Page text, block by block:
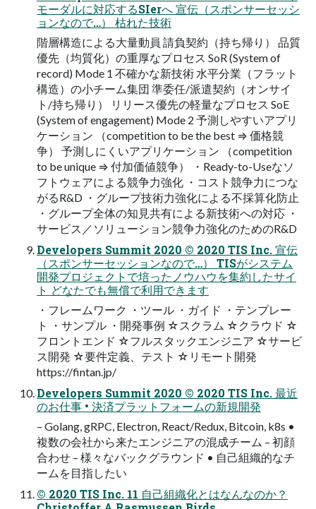
モーダルに対応するSIerへ 宣伝（スポンサーセッシ
ョンなので…） 枯れた技術
階層構造による大量動員 請負契約（持ち帰り） 品質
優先（均質化）の重厚なプロセス SoR (System of
record) Mode 1 不確かな新技術 水平分業（フラット
構造）の小チーム集団 準委任/派遣契約（オンサイ
ト/持ち帰り） リリース優先の軽量なプロセス SoE
(System of engagement) Mode 2 予測しやすいアプリ
ケーション （competition to be the best ⇒ 価格競
争） 予測しにくいアプリケーション （competition
to be unique ⇒ 付加価値競争） ・Ready-to-Useなソ
フトウェアによる競争力強化 ・コスト競争力につな
がるR&D ・グループ技術力強化による不採算化防止
・グループ全体の知見共有による新技術への対応 ・
サービス／ソリューション競争力強化のためのR&D
Developers Summit 2020 © 2020 TIS Inc. 宣伝
（スポンサーセッションなので…） TISがシステム
開発プロジェクトで培ったノウハウを集約したサイ
ト どなたでも無償で利用できます
・フレームワーク ・ツール ・ガイド ・テンプレー
ト ・サンプル ・開発事例 ☆スクラム ☆クラウド ☆
フロントエンド ☆フルスタックエンジニア ☆サービ
ス開発 ☆要件定義、テスト ☆リモート開発
https://fintan.jp/
Developers Summit 2020 © 2020 TIS Inc. 最近
のお仕事 • 決済プラットフォームの新規開発
– Golang, gRPC, Electron, React/Redux, Bitcoin, k8s •
複数の会社から来たエンジニアの混成チーム – 初顔
合わせ – 様々なバックグラウンド • 自己組織的なチ
ームを目指したい
© 2020 TIS Inc. 11 自己組織化とはなんなのか？